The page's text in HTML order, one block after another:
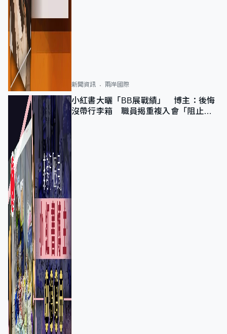
新聞資訊 兩岸國際
小紅書大曬「BB展戰績」 博主：後悔
沒帶行李箱 職員揭重複入會「阻止唔